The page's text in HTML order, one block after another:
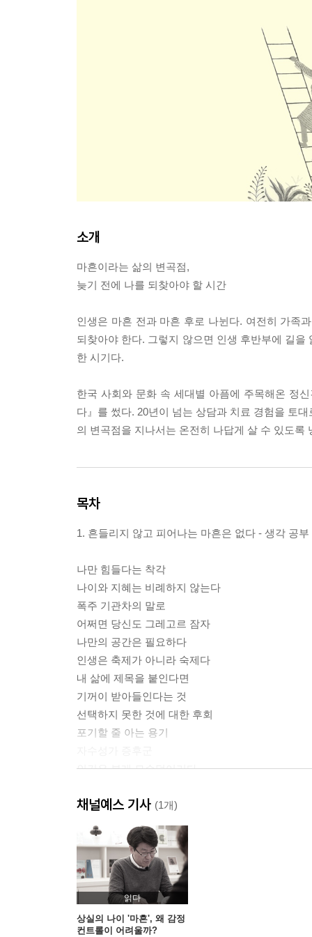
소개
마흔이라는 삶의 변곡점,
늦기 전에 나를 되찾아야 할 시간
인생은 마흔 전과 마흔 후로 나뉜다. 여전히 가족
되찾아야 한다. 그렇지 않으면 인생 후반부에 길
한 시기다.
한국 사회와 문화 속 세대별 아픔에 주목해온 정
다』를 썼다. 20년이 넘는 상담과 치료 경험을 토
의 변곡점을 지나서는 온전히 나답게 살 수 있도
목차
1. 흔들리지 않고 피어나는 마흔은 없다 - 생각 공부
나만 힘들다는 착각
나이와 지혜는 비례하지 않는다
폭주 기관차의 말로
어쩌면 당신도 그레고르 잠자
나만의 공간은 필요하다
인생은 축제가 아니라 숙제다
내 삶에 제목을 붙인다면
기꺼이 받아들인다는 것
선택하지 못한 것에 대한 후회
포기할 줄 아는 용기
인간은 본래 모순덩어리다
모호함을 견디는 힘
세울 수 없다는 것의 의미
마흔의 사춘기, 사추기
당신이 상상하는 일탈은 무엇인가
복잡한 사람이 강하다
극도의 고통에 대처하는 자세
시간이 주는 놀라운 치유
채널예스 기사 (1개)
읽다
상실의 나이 '마흔', 왜 감정
컨트롤이 어려울까?